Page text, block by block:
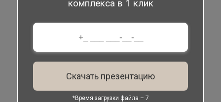
комплекса в 1 клик
Скачать презентацию
*Время загрузки файла – 7